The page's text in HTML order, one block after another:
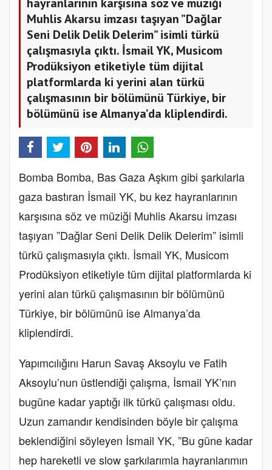
Muhlis Akarsu imzası taşıyan ”Dağlar
Seni Delik Delik Delerim” isimli türkü
çalışmasıyla çıktı. İsmail YK, Musicom
Prodüksiyon etiketiyle tüm dijital
platformlarda ki yerini alan türkü
çalışmasının bir bölümünü Türkiye, bir
bölümünü ise Almanya’da kliplendirdi.
Bomba Bomba, Bas Gaza Aşkım gibi şarkılarla
gaza bastıran İsmail YK, bu kez hayranlarının
karşısına söz ve müziği Muhlis Akarsu imzası
taşıyan ”Dağlar Seni Delik Delik Delerim” isimli
türkü çalışmasıyla çıktı. İsmail YK, Musicom
Prodüksiyon etiketiyle tüm dijital platformlarda ki
yerini alan türkü çalışmasının bir bölümünü
Türkiye, bir bölümünü ise Almanya’da
kliplendirdi.
Yapımcılığını Harun Savaş Aksoylu ve Fatih
Aksoylu’nun üstlendiği çalışma, İsmail YK’nın
bugüne kadar yaptığı ilk türkü çalışması oldu.
Uzun zamandır kendisinden böyle bir çalışma
beklendiğini söyleyen İsmail YK, ”Bu güne kadar
hep hareketli ve slow şarkılarımla hayranlarımın